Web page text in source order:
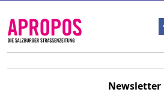
Unterstützen
Newsletter